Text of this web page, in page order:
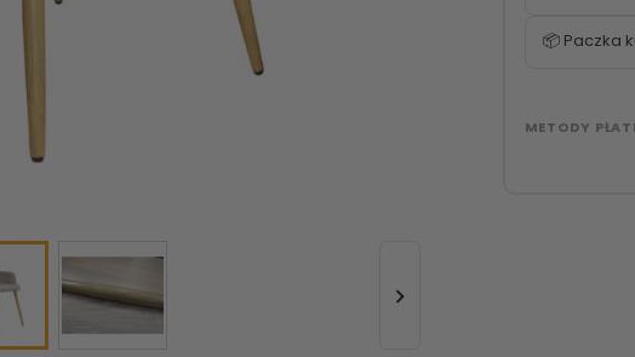

📦 Paczka
METODY